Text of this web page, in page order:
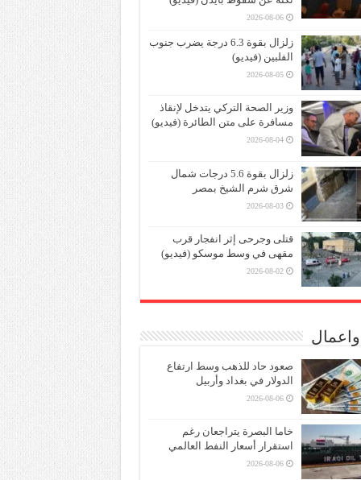
2026-08-06
زلزال بقوة 6.3 درجة يضرب جنوب
الفلبين (فيديو)
2026-08-05
وزير الصحة التركي يتدخل لإنقاذ
مسافرة على متن الطائرة (فيديو)
2026-08-04
زلزال بقوة 5.6 درجات شمال
شرق شرم الشيخ بمصر
2026-08-03
قتلى وجرحى إثر انفجار قرب
مقهى في وسط موسكو (فيديو)
2026-08-02
صعود حاد للذهب وسط ارتفاع
الدولار في بغداد وأربيل
2026-08-06
خاما البصرة يتراجعان رغم
استقرار أسعار النفط العالمي
2026-08-06